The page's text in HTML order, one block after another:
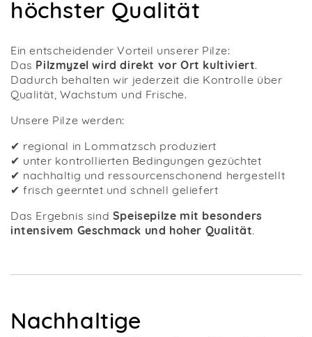
höchster Qualität
Ein entscheidender Vorteil unserer Pilze:
Das Pilzmyzel wird direkt vor Ort kultiviert.
Dadurch behalten wir jederzeit die Kontrolle über
Qualität, Wachstum und Frische.
Unsere Pilze werden:
✔ regional in Lommatzsch produziert
✔ unter kontrollierten Bedingungen gezüchtet
✔ nachhaltig und ressourcenschonend hergestellt
✔ frisch geerntet und schnell geliefert
Das Ergebnis sind Speisepilze mit besonders
intensivem Geschmack und hoher Qualität.
Nachhaltige